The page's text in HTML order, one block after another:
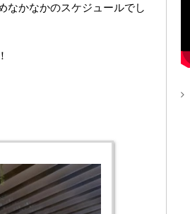
なかなかのスケジュールでし